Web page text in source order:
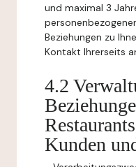
und maximal 3
Beziehungen zu
Kontakt Ihrerseits
4.2
Kunden